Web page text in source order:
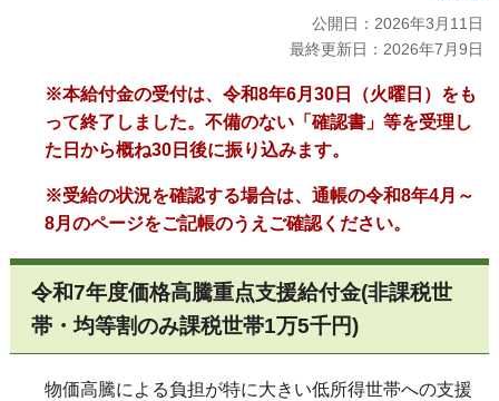
公開日：2026年3月11日
最終更新日：2026年7月9日
※本給付金の受付は、 令和8年6月30日（火曜日） をも
って終了しました。不備のない「確認書」等を受理し
た日から概ね30日後に振り込みます。
※受給の状況を確認する場合は、通帳の令和8年4月～
8月のページをご記帳のうえご確認ください。
令和7年度価格高騰重点支援給付金(非課税世
帯・均等割のみ課税世帯1万5千円)
物価高騰による負担が特に大きい低所得世帯への支援